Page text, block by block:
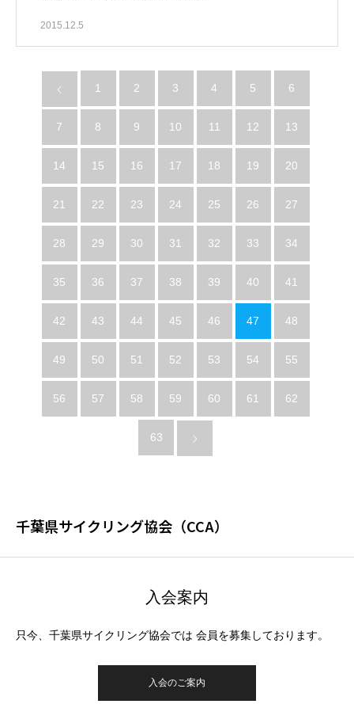
2015.12.5
1 2 3 4 5 6
7 8 9 10 11 12 13
14 15 16 17 18 19 20
21 22 23 24 25 26 27
28 29 30 31 32 33 34
35 36 37 38 39 40 41
42 43 44 45 46 47 48
49 50 51 52 53 54 55
56 57 58 59 60 61 62
63
千葉県サイクリング協会（CCA）
入会案内
只今、千葉県サイクリング協会では 会員を募集しております。
入会のご案内